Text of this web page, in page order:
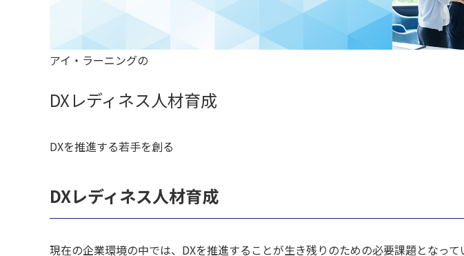
アイ・ラーニングの
DXレディネス人材育成
DXを推進する若手を創る
DXレディネス人材育成
現在の企業環境の中では、DXを推進することが生き残りのための必要課題となって